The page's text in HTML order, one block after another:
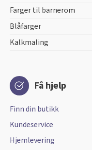
Farger til barnerom
Blåfarger
Kalkmaling
Få hjelp
Finn din butikk
Kundeservice
Hjemlevering